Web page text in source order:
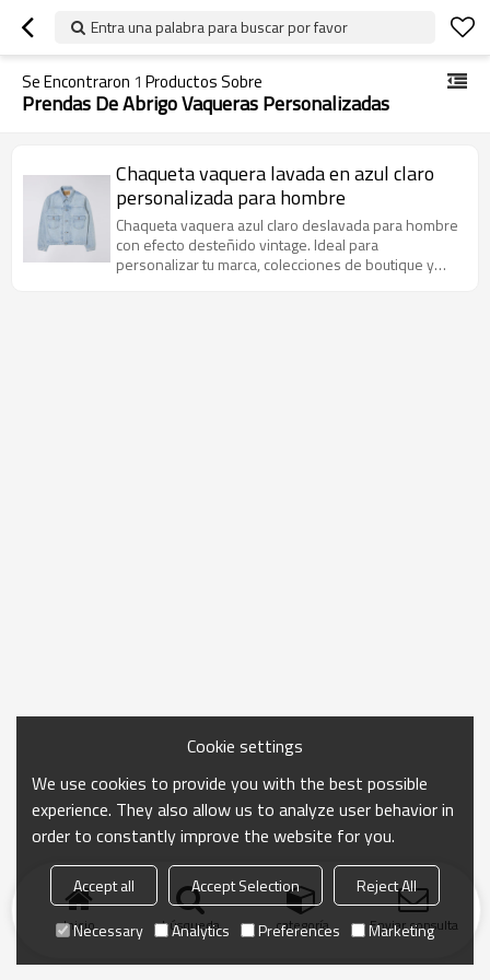
Entra una palabra para buscar por favor
Se Encontraron 1 Productos Sobre
Prendas De Abrigo Vaqueras Personalizadas
Chaqueta vaquera lavada en azul claro
personalizada para hombre
Chaqueta vaquera azul claro deslavada para hombre
con efecto desteñido vintage. Ideal para
personalizar tu marca, colecciones de boutique y
Inicio búsqueda categoría Enviar consulta
Cookie settings
We use cookies to provide you with the best possible
experience. They also allow us to analyze user behavior in
order to constantly improve the website for you.
Accept all Accept Selection
Reject All
Necessary
Analytics Preferences Marketing